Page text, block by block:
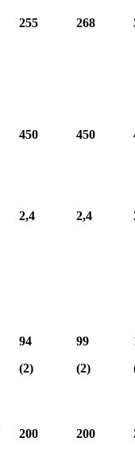
255 268
450
2,4
450
2,4
94
(2)
99
(2)
200 200